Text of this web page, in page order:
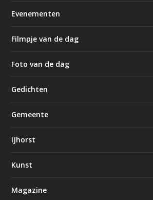
Evenementen
Filmpje van de dag
Foto van de dag
Gedichten
Gemeente
IJhorst
Kunst
Magazine